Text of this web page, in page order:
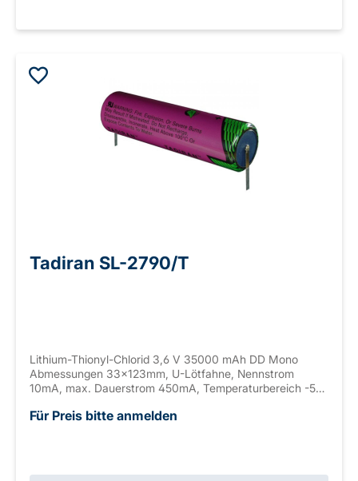
Tadiran SL-2790/T
Lithium-Thionyl-Chlorid 3,6 V 35000 mAh DD Mono
Abmessungen 33x123mm, U-Lötfahne, Nennstrom
10mA, max. Dauerstrom 450mA, Temperaturbereich -55
Für Preis bitte anmelden